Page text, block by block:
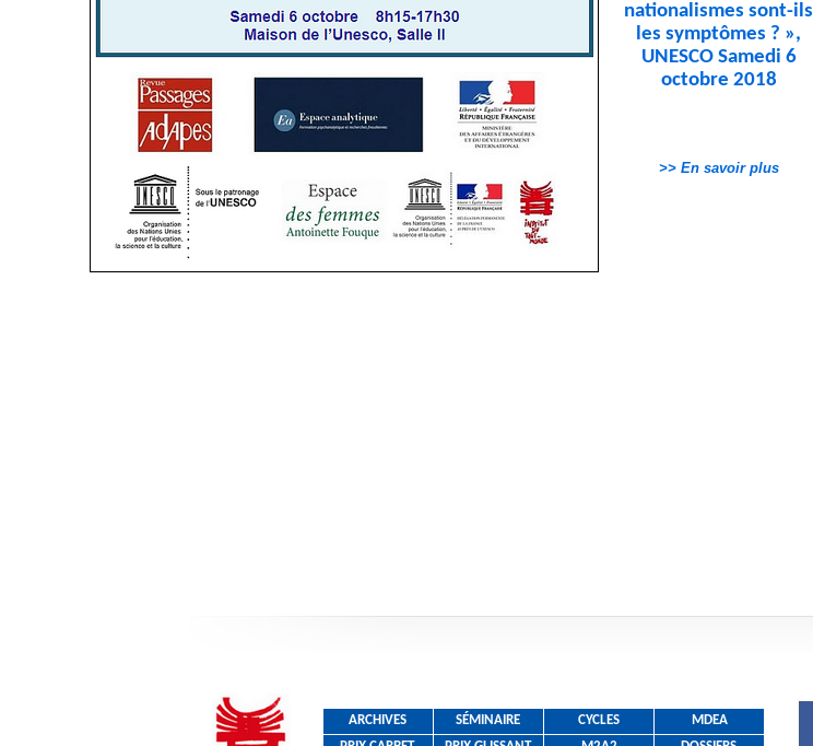
ARCHIVES SÉMINAIRE CYCLES
MDEA
nationalismes sont-ils
les symptômes ? »,
UNESCO Samedi 6
octobre 2018
>> En savoir plus